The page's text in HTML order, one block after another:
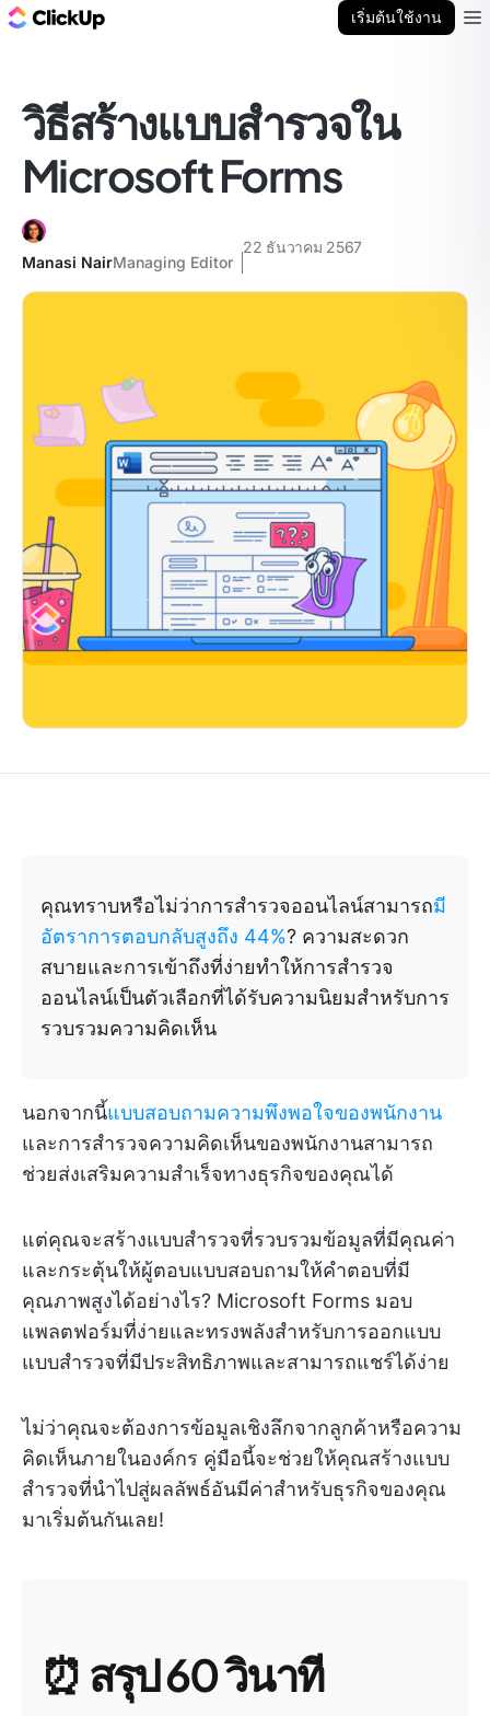
เริ่มต้นใช้งาน
วิธีสร้างแบบสำรวจใน
Microsoft Forms
Manasi NairManaging Editor
22 ธันวาคม 2567
คุณทราบหรือไม่ว่าการสำรวจออนไลน์สามารถมี
อัตราการตอบกลับสูงถึง 44%? ความสะดวก
สบายและการเข้าถึงที่ง่ายทำให้การสำรวจ
ออนไลน์เป็นตัวเลือกที่ได้รับความนิยมสำหรับการ
รวบรวมความคิดเห็น
นอกจากนี้แบบสอบถามความพึงพอใจของพนักงาน
และการสำรวจความคิดเห็นของพนักงานสามารถ
ช่วยส่งเสริมความสำเร็จทางธุรกิจของคุณได้
แต่คุณจะสร้างแบบสำรวจที่รวบรวมข้อมูลที่มีคุณค่า
และกระตุ้นให้ผู้ตอบแบบสอบถามให้คำตอบที่มี
คุณภาพสูงได้อย่างไร? Microsoft Forms มอบ
แพลตฟอร์มที่ง่ายและทรงพลังสำหรับการออกแบบ
แบบสำรวจที่มีประสิทธิภาพและสามารถแชร์ได้ง่าย
ไม่ว่าคุณจะต้องการข้อมูลเชิงลึกจากลูกค้าหรือความ
คิดเห็นภายในองค์กร คู่มือนี้จะช่วยให้คุณสร้างแบบ
สำรวจที่นำไปสู่ผลลัพธ์อันมีค่าสำหรับธุรกิจของคุณ
มาเริ่มต้นกันเลย!
⏰ สรุป 60 วินาที